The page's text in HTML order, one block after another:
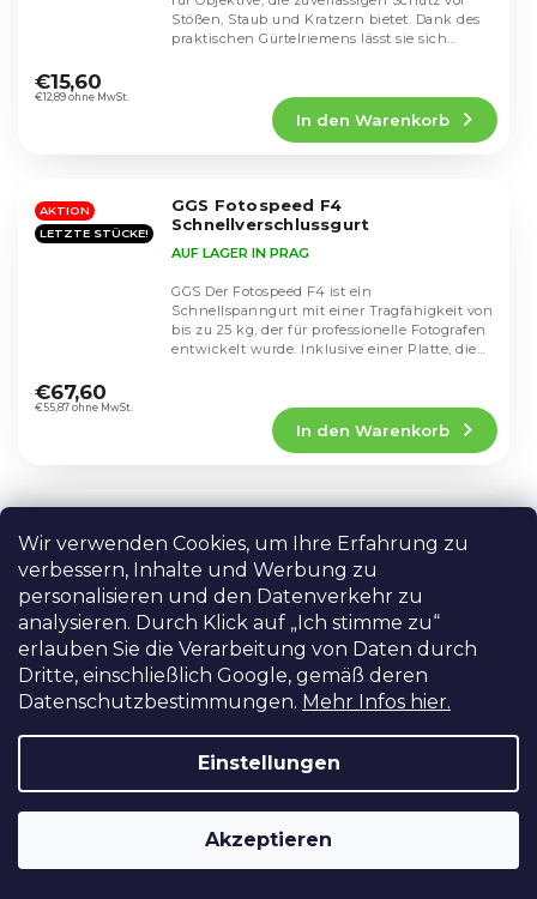
Wir verwenden Cookies, um Ihre Erfahrung zu
verbessern, Inhalte und Werbung zu
personalisieren und den Datenverkehr zu
analysieren. Durch Klick auf „Ich stimme zu“
erlauben Sie die Verarbeitung von Daten durch
Dritte, einschließlich Google, gemäß deren
Datenschutzbestimmungen. Mehr Infos hier.
Einstellungen
Akzeptieren
durchschnittliche
Produktbewertung
Sternen.
€12,89 ohne MwSt.
€15,60
In den Warenkorb
Stößen, Staub und Kratzern bietet. Dank des
praktischen Gürtelriemens lässt sie sich...
AKTION
LETZTE STÜCKE!
GGS Fotospeed F4
Schnellverschlussgurt
durchschnittliche
Produktbewertung
5
AUF LAGER IN PRAG
€55,87 ohne MwSt.
€67,60
In den Warenkorb
GGS Der Fotospeed F4 ist ein
Schnellspanngurt mit einer Tragfähigkeit von
bis zu 25 kg, der für professionelle Fotografen
entwickelt wurde. Inklusive einer Platte, die
Die
durchschnittliche
ist
von
5
SKLADEM (PRAHA)
–50 % €7,96
In den Warenkorb
Ideal für den Transport von schwächeren
Stativen für Leuchten.
Lichtstative (100 cm)
AUF LAGER IN PRAG